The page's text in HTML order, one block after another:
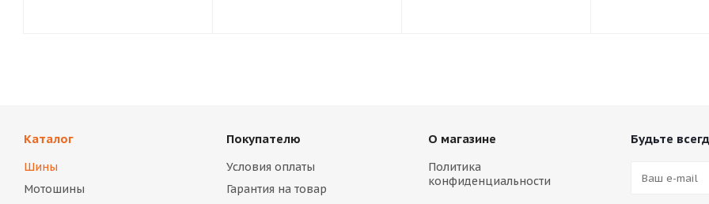
Каталог
Шины
Мотошины
Покупателю
Условия оплаты
Гарантия на товар
О магазине
Политика
конфиденциальности
Будьте